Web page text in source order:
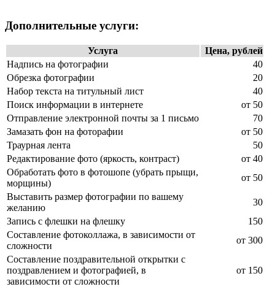
Дополнительные услуги:
Услуга
Цена, рублей
Надпись на фотографии
40
Обрезка фотографии
20
Набор текста на титульный лист
40
Поиск информации в интернете
от 50
Отправление электронной почты за 1 письмо
70
Замазать фон на фоторафии
от 50
Траурная лента
50
Редактирование фото (яркость, контраст)
от 40
Обработать фото в фотошопе (убрать прыщи,
морщины)
от 50
Выставить размер фотографии по вашему
желанию
30
Запись с флешки на флешку
150
Составление фотоколлажа, в зависимости от
сложности
от 300
Составление поздравительной открытки с
поздравлением и фотографией, в
зависимости от сложности
от 150